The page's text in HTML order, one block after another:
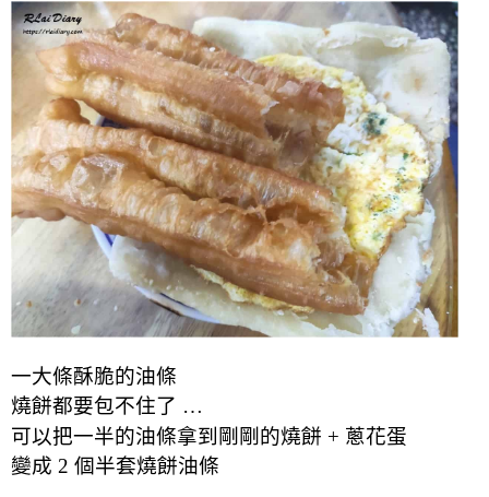
一大條酥脆的油條
燒餅都要包不住了 …
可以把一半的油條拿到剛剛的燒餅 + 蔥花蛋
變成 2 個半套燒餅油條